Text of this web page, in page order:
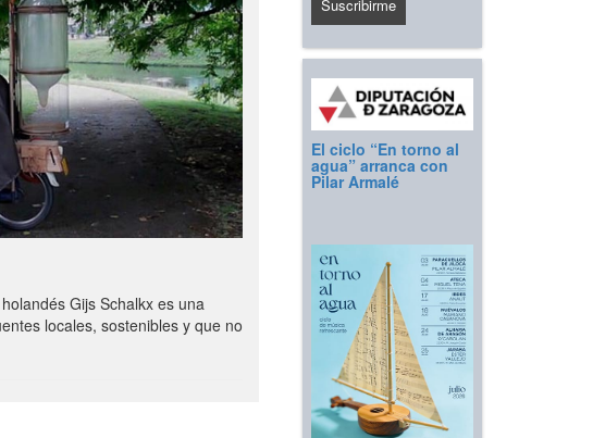
Gijs Schalkx es una
locales, sostenibles y que no
El ciclo “En torno al
agua” arranca con
Pilar Armalé